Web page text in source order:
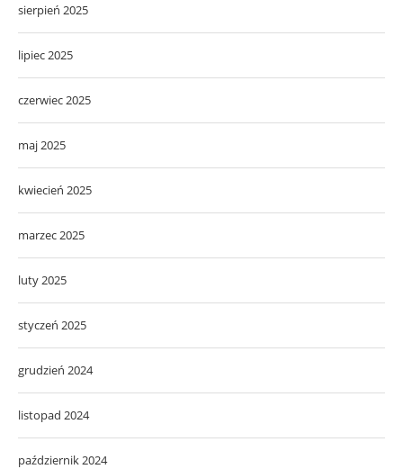
sierpień 2025
lipiec 2025
czerwiec 2025
maj 2025
kwiecień 2025
marzec 2025
luty 2025
styczeń 2025
grudzień 2024
listopad 2024
październik 2024